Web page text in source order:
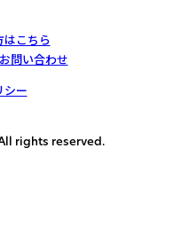
はこちら
問い合わせ
シー
rights reserved.